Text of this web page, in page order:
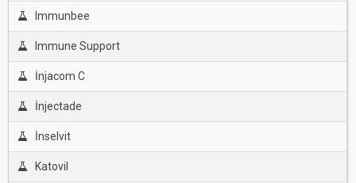
Immunbee
Immune Support
İnjacom C
İnjectade
İnselvit
Katovil